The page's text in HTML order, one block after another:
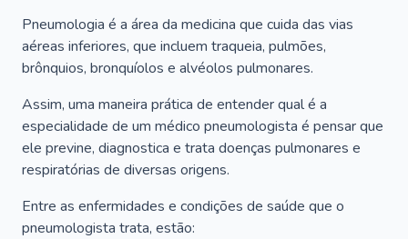
Pneumologia é a área da medicina que cuida das vias
aéreas inferiores, que incluem traqueia, pulmões,
brônquios, bronquíolos e alvéolos pulmonares.
Assim, uma maneira prática de entender qual é a
especialidade de um médico pneumologista é pensar que
ele previne, diagnostica e trata doenças pulmonares e
respiratórias de diversas origens.
Entre as enfermidades e condições de saúde que o
pneumologista trata, estão: